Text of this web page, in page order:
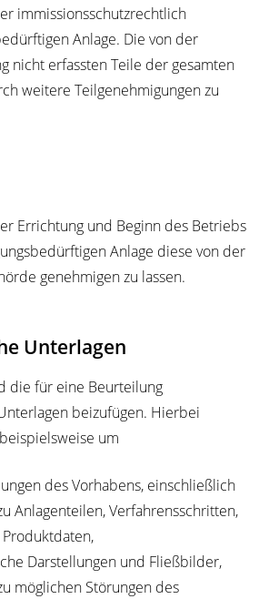
immissionsschutzrechtlich
Anlage. Die von der
nicht erfassten Teile der gesamten
weitere Teilgenehmigungen zu
Errichtung und Beginn des Betriebs
Anlage diese von der
genehmigen zu lassen.
Unterlagen
die für eine Beurteilung
beizufügen. Hierbei
um
des Vorhabens, einschließlich
Anlagenteilen, Verfahrensschritten,
Darstellungen und Fließbilder,
möglichen Störungen des